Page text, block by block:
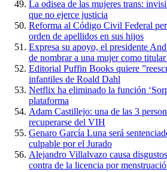
La odisea de las mujeres trans:
que no ejerce justicia
Reforma al Código Civil Federal
orden de apellidos en sus hijos
Expresa su apoyo, el presidente
de nombrar a una mujer como
Editorial Puffin Books quiere
infantiles de Roald Dahl
Netflix ha eliminado la función
plataforma
Adam Castillejo: una de las 3
recuperarse del VIH
Genaro García Luna será
culpable por el Jurado
Alejandro Villalvazo causa
contra de la licencia por